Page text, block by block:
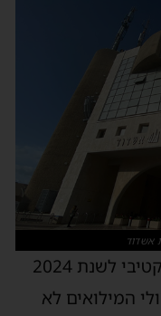
אשדוד
ד”ר לסרי הודיע על יישום רטרואקטיבי לשנת 2024
המילואים לא